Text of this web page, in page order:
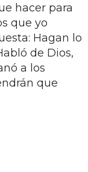
hacer para
que yo
Hagan lo
de Dios,
a los
que